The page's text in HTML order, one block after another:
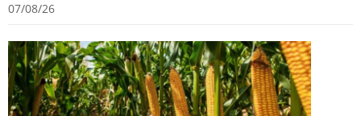
07/08/26